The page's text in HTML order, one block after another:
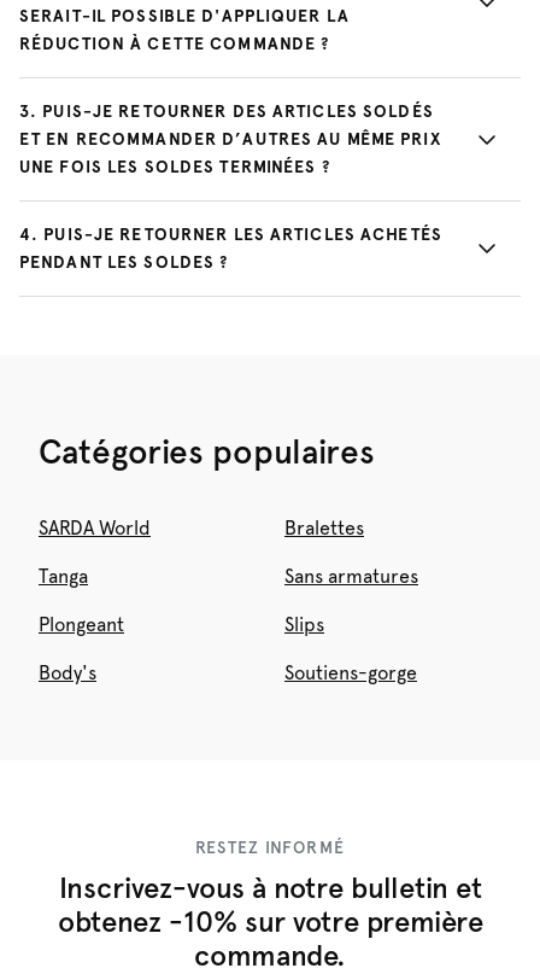
SERAIT-IL POSSIBLE D'APPLIQUER LA
RÉDUCTION À CETTE COMMANDE ?
3. PUIS-JE RETOURNER DES ARTICLES SOLDÉS
ET EN RECOMMANDER D’AUTRES AU MÊME PRIX
UNE FOIS LES SOLDES TERMINÉES ?
4. PUIS-JE RETOURNER LES ARTICLES ACHETÉS
PENDANT LES SOLDES ?
Catégories populaires
SARDA World Bralettes
Tanga Sans armatures
Plongeant Slips
Body's Soutiens-gorge
RESTEZ INFORMÉ
Inscrivez-vous à notre bulletin et
obtenez -10% sur votre première
commande.